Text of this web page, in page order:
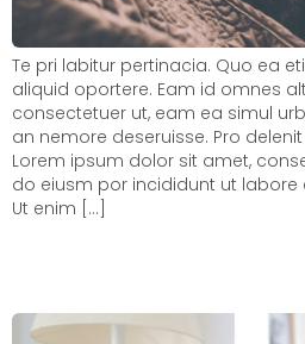
Te pri labitur pertinacia. Quo ea
aliquid oportere. Eam id omnes
consectetuer ut, eam ea simul
an nemore deseruisse. Pro
Lorem ipsum dolor sit amet,
do eiusm por incididunt ut
Ut enim […]